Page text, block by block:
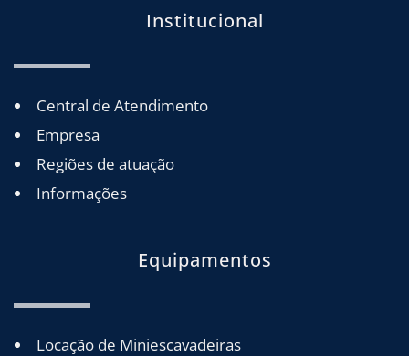
Institucional
Central de Atendimento
Empresa
Regiões de atuação
Informações
Equipamentos
Locação de Miniescavadeiras